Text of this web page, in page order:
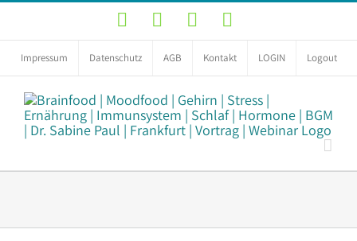
Zum
springen
YouTubeFacebookInstagram
Impressum Datenschutz AGB Kontakt LOGIN Logout